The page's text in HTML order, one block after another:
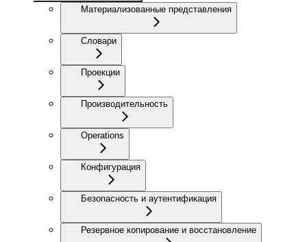
Материализованные представления
Словари
Проекции
Производительность
Operations
Конфигурация
Безопасность и аутентификация
Резервное копирование и восстановление